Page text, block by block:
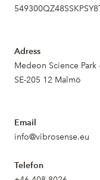
Adress
Medeon Science Park
SE-205 12 Malmö
Email
info@vibrosense.eu
Telefon